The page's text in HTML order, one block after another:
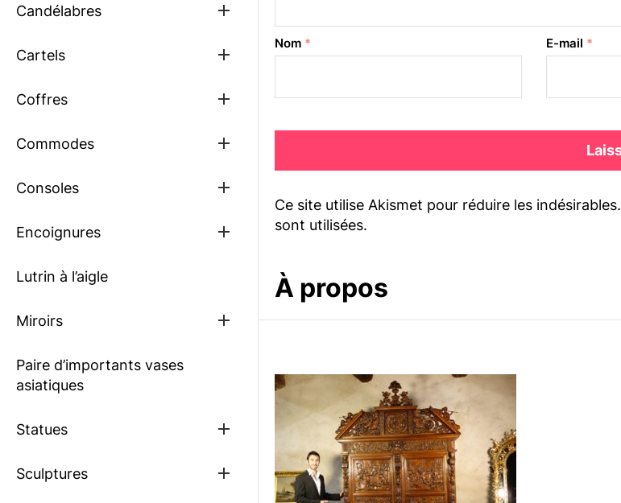
Candélabres
Show
Cartels
Show
Coffres
Show
Commodes
Show
Consoles
Show
Encoignures
Show
Lutrin à l’aigle
Miroirs
Show
Paire d’importants vases
asiatiques
Statues
Show
Sculptures
Show
Nom * E-mail *
Ce site utilise Akismet pour réduire les indésirables.
sont utilisées.
À propos